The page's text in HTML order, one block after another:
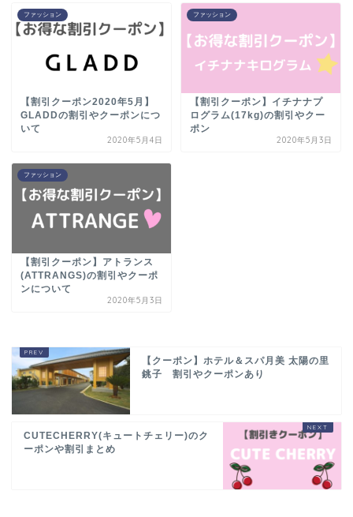
ファッション
【割引クーポン2020年5月】
GLADDの割引やクーポンにつ
いて
2020年5月4日
ファッション
【割引クーポン】イチナナプ
ログラム(17kg)の割引やクー
ポン
2020年5月3日
ファッション
【割引クーポン】アトランス
(ATTRANGS)の割引やクーポ
ンについて
2020年5月3日
【クーポン】ホテル＆スパ月美 太陽の里
銚子 割引やクーポンあり
CUTECHERRY(キュートチェリー)のク
ーポンや割引まとめ